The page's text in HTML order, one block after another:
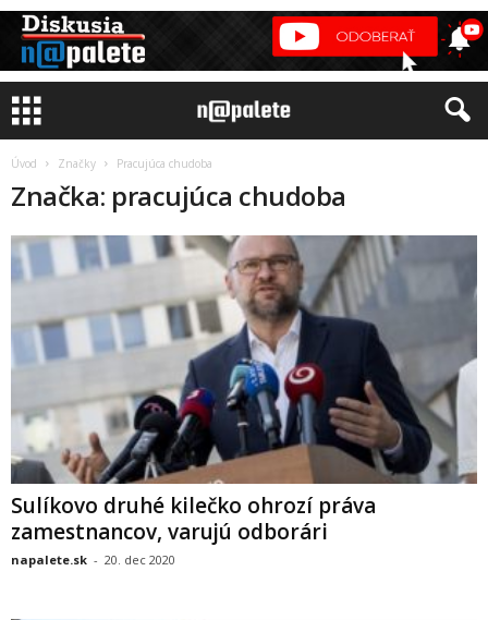
Úvod Značky Pracujúca chudoba
Značka: pracujúca chudoba
Sulíkovo druhé kilečko ohrozí práva
zamestnancov, varujú odborári
napalete.sk - 20. dec 2020